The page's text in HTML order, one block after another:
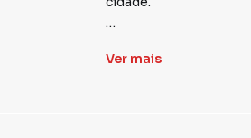
proporcionando mais
Ver mais